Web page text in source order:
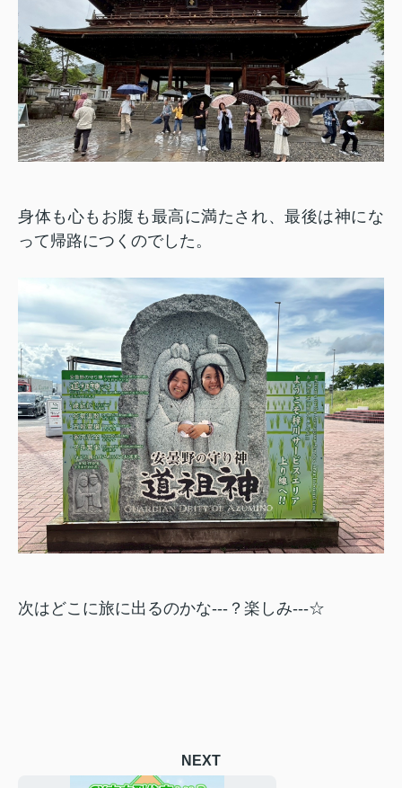
身体も心もお腹も最高に満たされ、最後は神にな
って帰路につくのでした。
次はどこに旅に出るのかな---？楽しみ---☆
NEXT